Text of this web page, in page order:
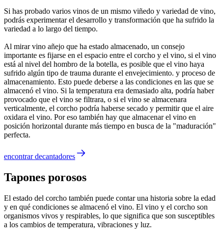
Si has probado varios vinos de un mismo viñedo y variedad de vino,
podrás experimentar el desarrollo y transformación que ha sufrido la
variedad a lo largo del tiempo.
Al mirar vino añejo que ha estado almacenado, un consejo
importante es fijarse en el espacio entre el corcho y el vino, si el vino
está al nivel del hombro de la botella, es posible que el vino haya
sufrido algún tipo de trauma durante el envejecimiento. y proceso de
almacenamiento. Esto puede deberse a las condiciones en las que se
almacenó el vino. Si la temperatura era demasiado alta, podría haber
provocado que el vino se filtrara, o si el vino se almacenara
verticalmente, el corcho podría haberse secado y permitir que el aire
oxidara el vino. Por eso también hay que almacenar el vino en
posición horizontal durante más tiempo en busca de la "maduración"
perfecta.
encontrar decantadores
Tapones porosos
El estado del corcho también puede contar una historia sobre la edad
y en qué condiciones se almacenó el vino. El vino y el corcho son
organismos vivos y respirables, lo que significa que son susceptibles
a los cambios de temperatura, vibraciones y luz.